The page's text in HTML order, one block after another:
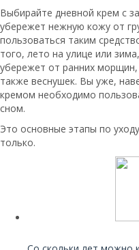
Выбирайте дневной крем с
убережет нежную кожу от
пользоваться таким
того, лето на улице или
убережет от ранних морщин,
также веснушек. Вы уже,
кремом необходимо
сном.
Это основные этапы по
только.